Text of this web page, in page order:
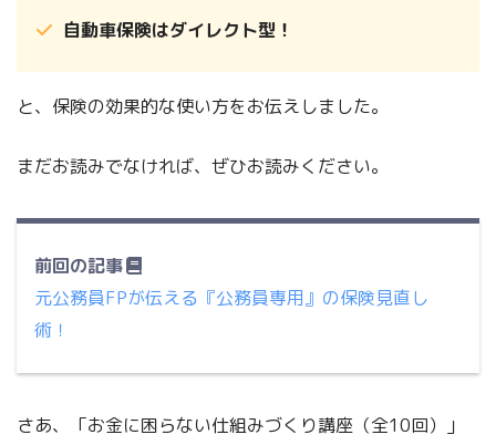
自動車保険はダイレクト型！
と、保険の効果的な使い方をお伝えしました。
まだお読みでなければ、ぜひお読みください。
前回の記事
元公務員FPが伝える『公務員専用』の保険見直し
術！
さあ、「お金に困らない仕組みづくり講座（全10回）」